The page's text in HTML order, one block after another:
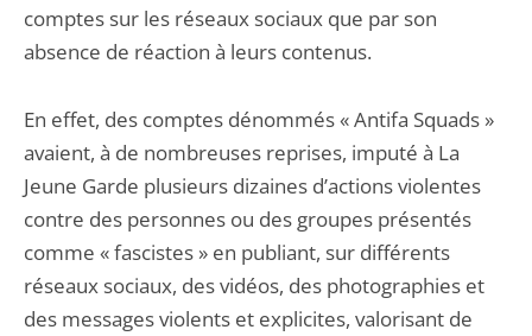
comptes sur les réseaux sociaux que par son
absence de réaction à leurs contenus.
En effet, des comptes dénommés « Antifa Squads »
avaient, à de nombreuses reprises, imputé à La
Jeune Garde plusieurs dizaines d’actions violentes
contre des personnes ou des groupes présentés
comme « fascistes » en publiant, sur différents
réseaux sociaux, des vidéos, des photographies et
des messages violents et explicites, valorisant de